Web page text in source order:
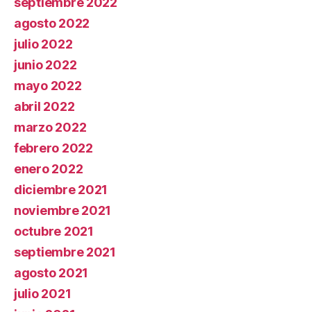
agosto 2022
julio 2022
junio 2022
mayo 2022
abril 2022
marzo 2022
febrero 2022
enero 2022
diciembre 2021
noviembre 2021
octubre 2021
septiembre 2021
agosto 2021
julio 2021